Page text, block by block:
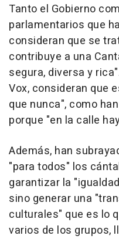
Tanto el Gobierno
parlamentarios que
consideran que se
contribuye a una
segura, diversa y
Vox, consideran que
que nunca", como
porque "en la calle
Además, han
"para todos" los
garantizar la
sino generar una
culturales" que es lo
varios de los grupos,